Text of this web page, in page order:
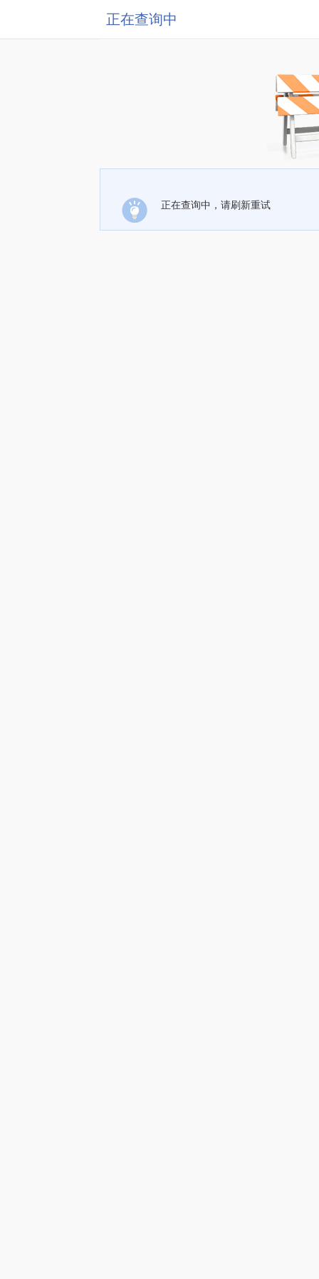
正在查询中
正在查询中，请刷新重试